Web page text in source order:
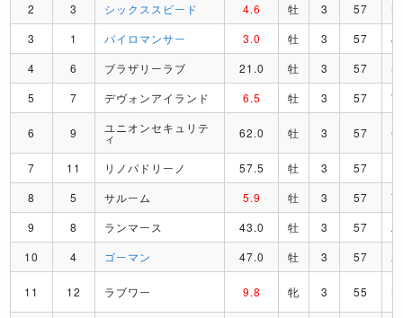
2
3 シックススピード 4.6 牡 3 57
3
1 パイロマンサー 3.0 牡 3 57
J
4
6 ブラザリーラブ 21.0 牡 3 57
S
5
7 デヴォンアイランド 6.5 牡 3 57
6 9 ユニオンセキュリテ
ィ 62.0 牡 3 57 C
7 11 リノパドリーノ 57.5 牡 3 57
8
5 サルーム 5.9 牡 3 57
T
9
8 ランマース 43.0 牡 3 57
A
10
4 ゴーマン 47.0 牡 3 57 A
11 12 ラブワー 9.8 牝 3 55